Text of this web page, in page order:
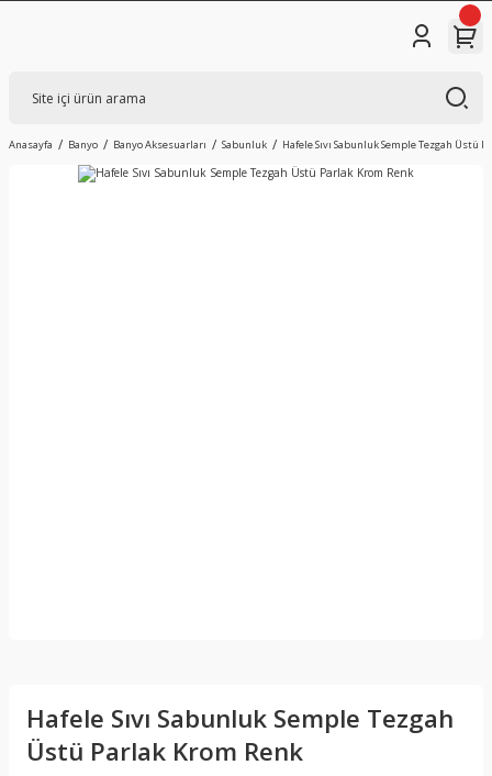
Anasayfa Banyo Banyo Aksesuarları Sabunluk Hafele Sıvı Sabunluk Semple Tezgah Üstü
Hafele Sıvı Sabunluk Semple Tezgah
Üstü Parlak Krom Renk